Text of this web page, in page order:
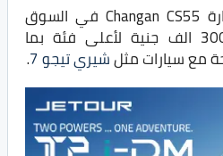
نتوقع ان يتم تقديم سيارة Changan CS55 في السوق
المصري بسعر حوالي 300 الف جنية لأعلى فئة بما
مع سيارات مثلشيري تيجو 7 .